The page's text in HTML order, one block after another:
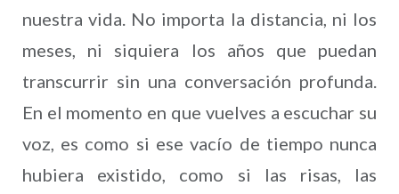
nuestra vida. No importa la distancia, ni los
meses, ni siquiera los años que puedan
transcurrir sin una conversación profunda.
En el momento en que vuelves a escuchar su
voz, es como si ese vacío de tiempo nunca
hubiera existido, como si las risas, las